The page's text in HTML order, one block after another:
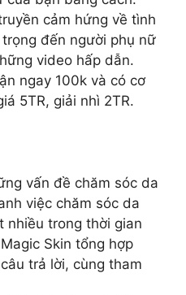
cảm hứng về tình
đến người phụ nữ
video hấp dẫn.
ngay 100k và có cơ
5TR, giải nhì 2TR.
vấn đề chăm sóc da
việc chăm sóc da
nhiều trong thời gian
Skin tổng hợp
trả lời, cùng tham